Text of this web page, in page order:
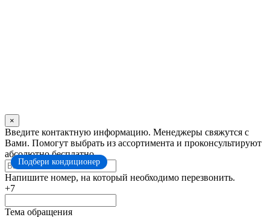
Подбери кондиционер
×
Оставьте
это
поле
пустым
Введите контактную информацию. Менеджеры свяжутся с
Вами. Помогут выбрать из ассортимента и проконсультируют
абсолютно бесплатно.
Напишите номер, на который необходимо перезвонить.
+7
Тема обращения